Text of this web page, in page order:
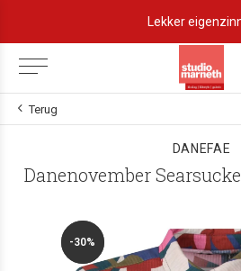
Lekker
Terug
DANEFAE
Danenovember
-30%
-30%